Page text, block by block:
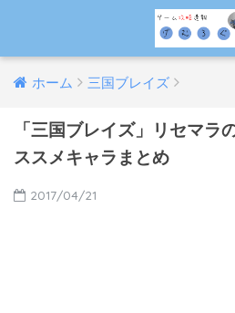
ホーム 三国ブレイズ
「三国ブレイズ」リセマラ
ススメキャラまとめ
2017/04/21